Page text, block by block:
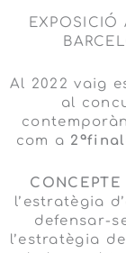
EXPOSICIÓ
Al 2022 vaig
al
com a
l’estratègia
defensar-
l’estratègia